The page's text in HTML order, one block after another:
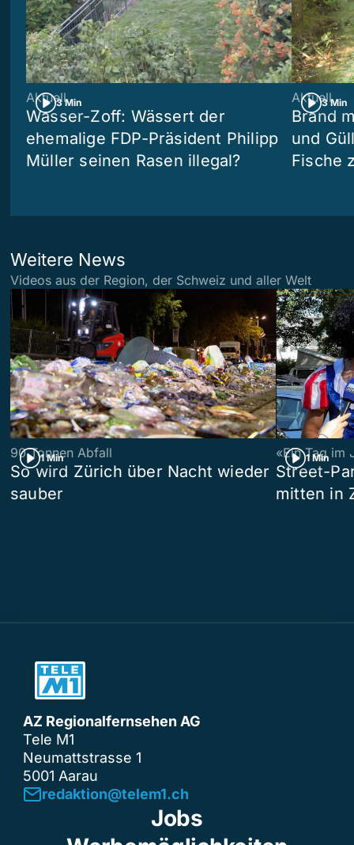
3 Min
Aktuell
Wasser-Zoff: Wässert der
ehemalige FDP-Präsident Philipp
Müller seinen Rasen illegal?
3 Min
Aktuell
Brand
und
Fische
Weitere News
Videos aus der Region, der Schweiz und aller Welt
1 Min
90 Tonnen Abfall
So wird Zürich über Nacht wieder
sauber
1 Min
«Ein Tag im
Street-
mitten in
AZ Regionalfernsehen AG
Tele M1
Neumattstrasse 1
5001 Aarau
redaktion@telem1.ch
Jobs